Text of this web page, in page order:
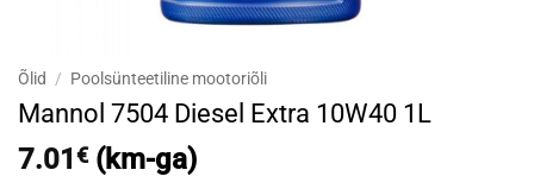
Õlid / Poolsünteetiline mootoriõli
Mannol 7504 Diesel Extra 10W40 1L
7.01 €(km-ga)